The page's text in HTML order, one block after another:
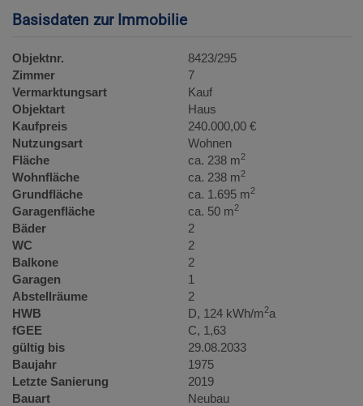
Basisdaten zur Immobilie
Objektnr.
8423/295
Zimmer
7
Vermarktungsart
Kauf
Objektart
Haus
Kaufpreis
240.000,00 €
Nutzungsart
Wohnen
Fläche
ca. 238 m2
Wohnfläche ca. 238 m2
Grundfläche ca. 1.695 m2
Garagenfläche ca. 50 m2
Bäder
2
WC
2
Balkone
2
Garagen
1
Abstellräume
2
HWB
D, 124 kWh/m2a
fGEE
C, 1,63
gültig bis
29.08.2033
Baujahr
1975
Letzte Sanierung
2019
Bauart
Neubau